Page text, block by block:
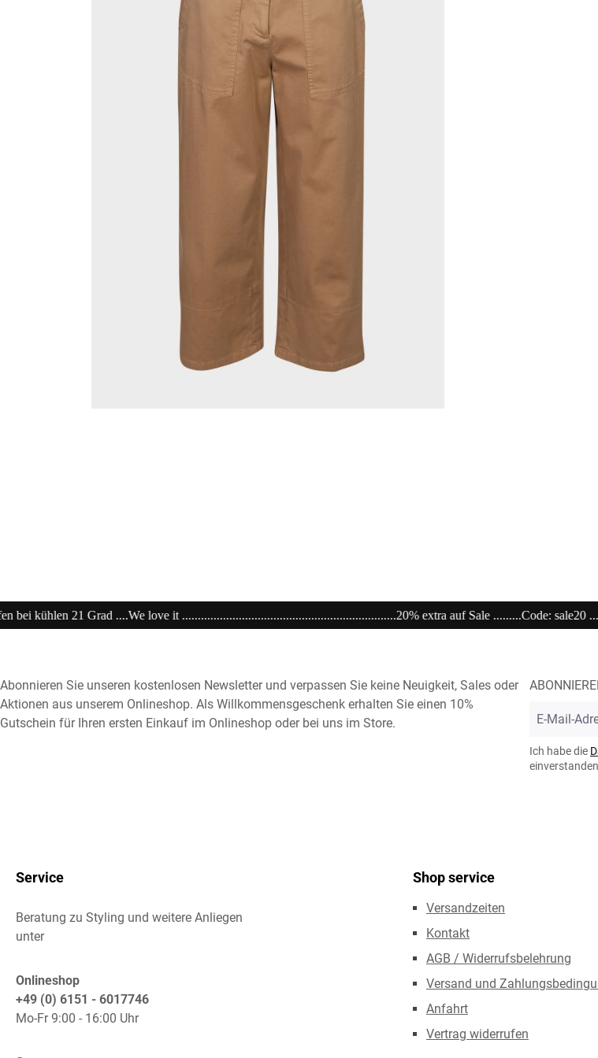
it ....................................................................20% extra auf Sale .........Code: sale20 ................Now Open
Abonnieren Sie unseren kostenlosen Newsletter und verpassen Sie keine Neuigkeit, Sales oder
Aktionen aus unserem Onlineshop. Als Willkommensgeschenk erhalten Sie einen 10%
Gutschein für Ihren ersten Einkauf im Onlineshop oder bei uns im Store.
Mail-
*
Ich habe die
Service
Beratung zu Styling und weitere Anliegen
unter
Onlineshop
+49 (0) 6151 - 6017746
Mo-Fr 9:00 - 16:00 Uhr
Shop service
Versandzeiten
Kontakt
AGB / Widerrufsbelehrung
Versand und
Anfahrt
Vertrag widerrufen